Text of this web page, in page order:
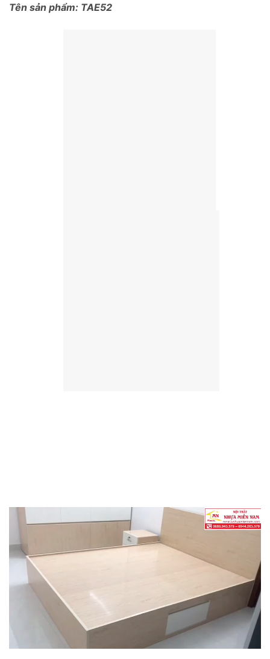
Tên sản phẩm: TAE52